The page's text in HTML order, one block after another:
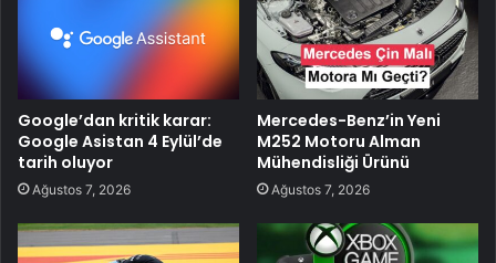
Google’dan kritik karar:
Google Asistan 4 Eylül’de
tarih oluyor
Ağustos 7, 2026
Mercedes-Benz’in Yeni
M252 Motoru Alman
Mühendisliği Ürünü
Ağustos 7, 2026